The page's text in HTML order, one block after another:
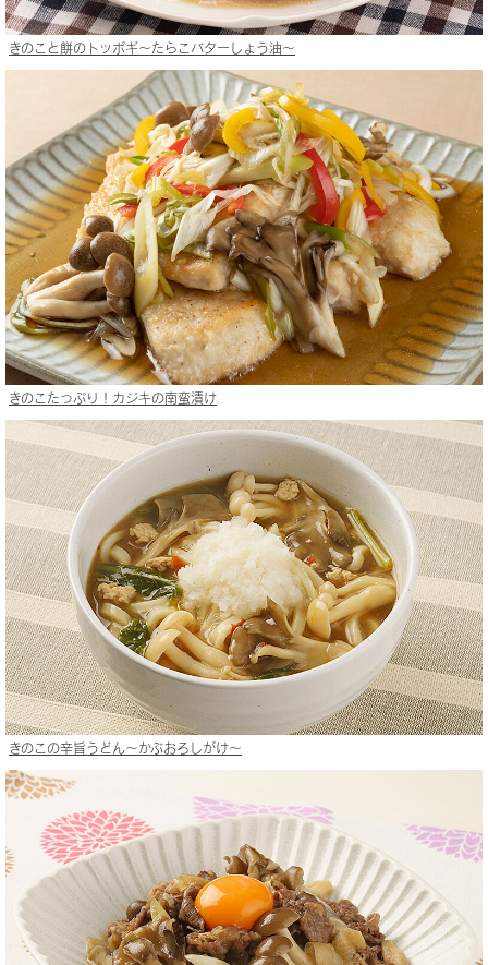
きのこと餅のトッポギ〜たらこバターしょう油〜
きのこたっぷり！カジキの南蛮漬け
きのこの辛旨うどん〜かぶおろしがけ〜